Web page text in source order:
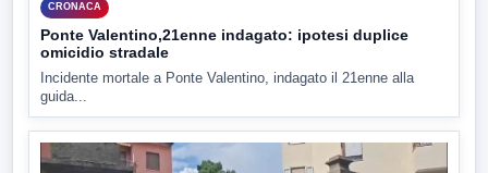
CRONACA
Ponte Valentino,21enne indagato: ipotesi duplice
omicidio stradale
Incidente mortale a Ponte Valentino, indagato il 21enne alla
guida...